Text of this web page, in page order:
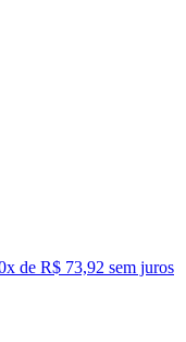
x de R$ 73,92 sem juros